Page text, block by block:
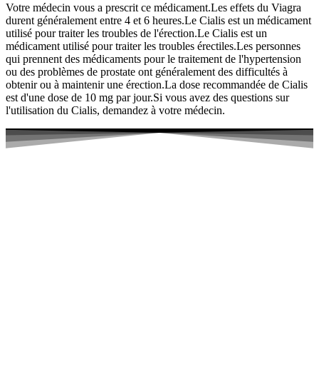
Votre médecin vous a prescrit ce médicament.Les effets du Viagra
durent généralement entre 4 et 6 heures.Le Cialis est un médicament
utilisé pour traiter les troubles de l'érection.Le Cialis est un
médicament utilisé pour traiter les troubles érectiles.Les personnes
qui prennent des médicaments pour le traitement de l'hypertension
ou des problèmes de prostate ont généralement des difficultés à
obtenir ou à maintenir une érection.La dose recommandée de Cialis
est d'une dose de 10 mg par jour.Si vous avez des questions sur
l'utilisation du Cialis, demandez à votre médecin.